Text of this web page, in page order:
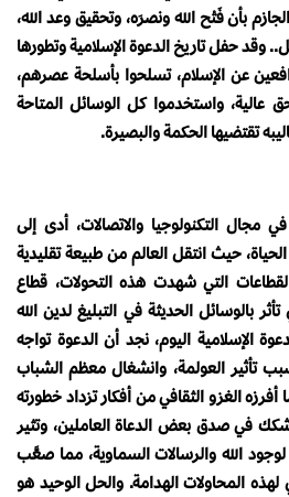
بأن فَتْح الله ونصرَه، وتحقيق وعد الله،
وقد حفل تاريخ الدعوة الإسلامية وتطورها
عن الإسلام، تسلحوا بأسلحة عصرهم،
عالية، واستخدموا كل الوسائل المتاحة
تقتضيها الحكمة والبصيرة.
التكنولوجيا والاتصالات، أدى إلى
حيث انتقل العالم من طبيعة تقليدية
التي شهدت هذه التحولات، قطاع
تأثر بالوسائل الحديثة في التبليغ لدين الله
الإسلامية اليوم، نجد أن الدعوة تواجه
تأثير العولمة، وانشغال معظم الشباب
الغزو الثقافي من أفكار تزداد خطورته
في صدق بعض الدعاة العاملين، وتثير
لوجود الله والرسالات السماوية، مما صعَّب
المحاولات الهدامة. والحل الوحيد هو